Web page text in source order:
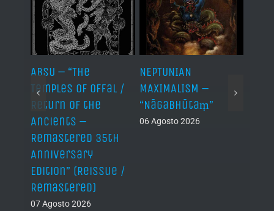
ABSU – “The
Temples of Offal /
Return of the
Ancients –
Remastered 35th
Anniversary
Edition” (Reissue /
Remastered)
07 Agosto 2026
NEPTUNIAN
MAXIMALISM –
“Nāgabhūtaṃ”
06 Agosto 2026